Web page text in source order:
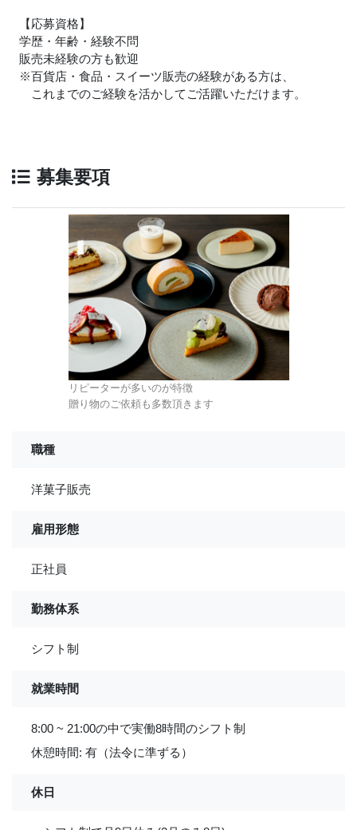
【応募資格】
学歴・年齢・経験不問
販売未経験の方も歓迎
※百貨店・食品・スイーツ販売の経験がある方は、
これまでのご経験を活かしてご活躍いただけます。
募集要項
リピーターが多いのが特徴
贈り物のご依頼も多数頂きます
職種
洋菓子販売
雇用形態
正社員
勤務体系
シフト制
就業時間
8:00 ~ 21:00の中で実働8時間のシフト制
休憩時間: 有（法令に準ずる）
休日